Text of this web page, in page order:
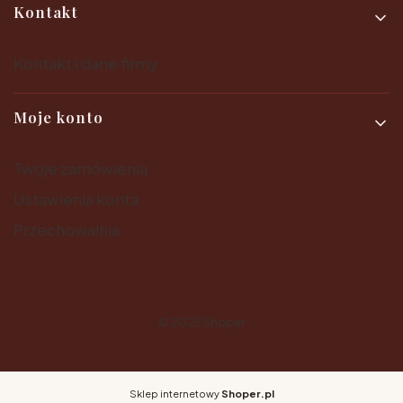
Kontakt
Moje konto
Sklep internetowy Shoper.pl